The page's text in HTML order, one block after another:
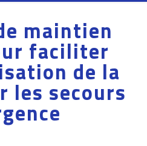
maintien
faciliter
de la
les secours